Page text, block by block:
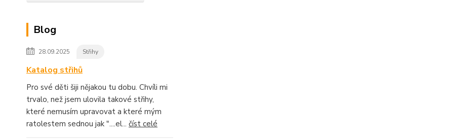
Blog
28.09.2025 Střihy
Katalog střihů
Pro své děti šiji nějakou tu dobu. Chvíli mi
trvalo, než jsem ulovila takové střihy,
které nemusím upravovat a které mým
ratolestem sednou jak "....el... číst celé